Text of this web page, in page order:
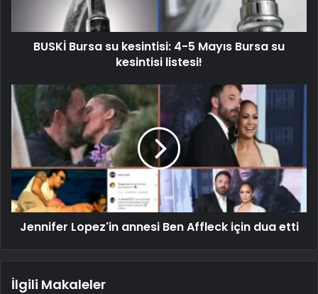
BUSKİ Bursa su kesintisi: 4-5 Mayıs Bursa su
kesintisi listesi!
Jennifer Lopez'in annesi Ben Affleck için dua etti
İlgili Makaleler